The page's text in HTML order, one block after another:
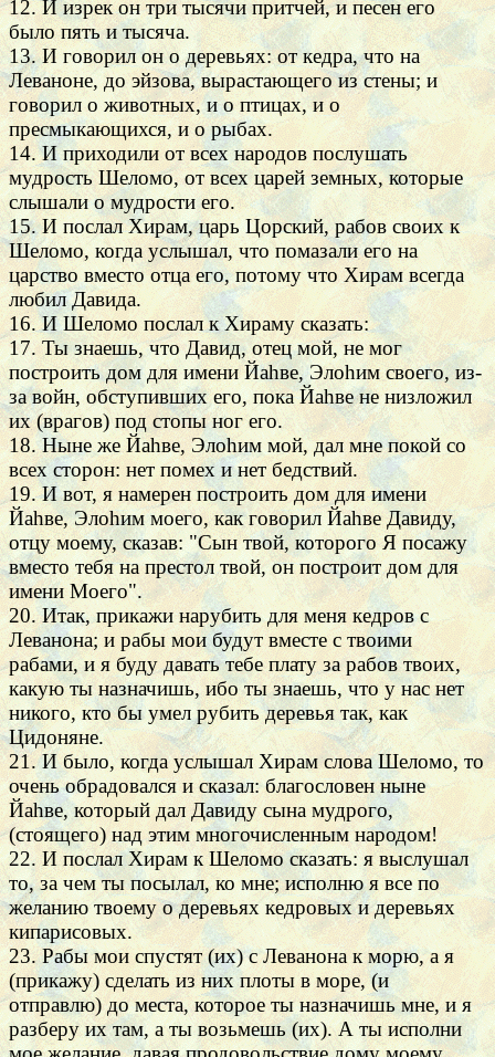
12. И изрек он три тысячи притчей, и песен его
было пять и тысяча.
13. И говорил он о деревьях: от кедра, что на
Леваноне, до эйзова, вырастающего из стены; и
говорил о животных, и о птицах, и о
пресмыкающихся, и о рыбах.
14. И приходили от всех народов послушать
мудрость Шеломо, от всех царей земных, которые
слышали о мудрости его.
15. И послал Хирам, царь Цорский, рабов своих к
Шеломо, когда услышал, что помазали его на
царство вместо отца его, потому что Хирам всегда
любил Давида.
16. И Шеломо послал к Хираму сказать:
17. Ты знаешь, что Давид, отец мой, не мог
построить дом для имени Йаhве, Элоhим своего, из-
за войн, обступивших его, пока Йаhве не низложил
их (врагов) под стопы ног его.
18. Ныне же Йаhве, Элоhим мой, дал мне покой со
всех сторон: нет помех и нет бедствий.
19. И вот, я намерен построить дом для имени
Йаhве, Элоhим моего, как говорил Йаhве Давиду,
отцу моему, сказав: "Сын твой, которого Я посажу
вместо тебя на престол твой, он построит дом для
имени Моего".
20. Итак, прикажи нарубить для меня кедров с
Леванона; и рабы мои будут вместе с твоими
рабами, и я буду давать тебе плату за рабов твоих,
какую ты назначишь, ибо ты знаешь, что у нас нет
никого, кто бы умел рубить деревья так, как
Цидоняне.
21. И было, когда услышал Хирам слова Шеломо, то
очень обрадовался и сказал: благословен ныне
Йаhве, который дал Давиду сына мудрого,
(стоящего) над этим многочисленным народом!
22. И послал Хирам к Шеломо сказать: я выслушал
то, за чем ты посылал, ко мне; исполню я все по
желанию твоему о деревьях кедровых и деревьях
кипарисовых.
23. Рабы мои спустят (их) с Леванона к морю, а я
(прикажу) сделать из них плоты в море, (и
отправлю) до места, которое ты назначишь мне, и я
разберу их там, а ты возьмешь (их). А ты исполни